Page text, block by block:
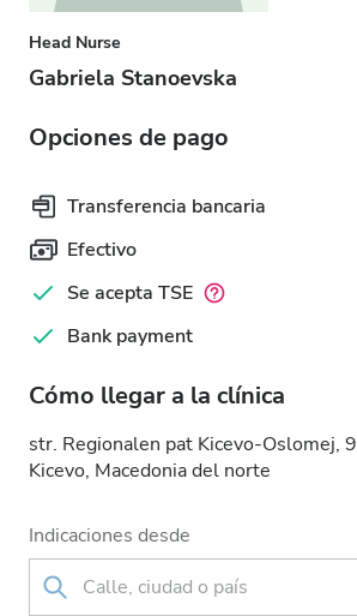
Head Nurse
Gabriela Stanoevska
Opciones de pago
Transferencia bancaria
Efectivo
Se acepta TSE
Bank payment
Cómo llegar a la clínica
str. Regionalen pat Kicevo-Oslomej,
Kicevo, Macedonia del norte
Indicaciones desde